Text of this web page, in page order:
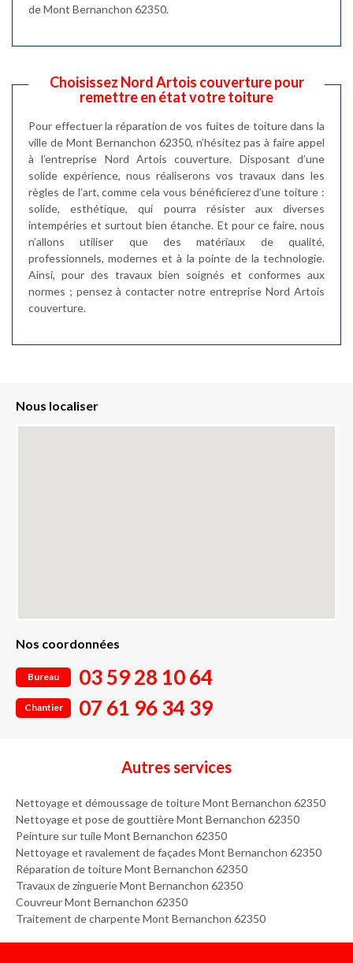
de Mont Bernanchon 62350.
Choisissez Nord Artois couverture pour
remettre en état votre toiture
Pour effectuer la réparation de vos fuites de toiture dans la
ville de Mont Bernanchon 62350, n’hésitez pas à faire appel
à l’entreprise Nord Artois couverture. Disposant d’une
solide expérience, nous réaliserons vos travaux dans les
règles de l’art, comme cela vous bénéficierez d’une toiture :
solide, esthétique, qui pourra résister aux diverses
intempéries et surtout bien étanche. Et pour ce faire, nous
n’allons utiliser que des matériaux de qualité,
professionnels, modernes et à la pointe de la technologie.
Ainsi, pour des travaux bien soignés et conformes aux
normes ; pensez à contacter notre entreprise Nord Artois
couverture.
Nous localiser
Nos coordonnées
Bureau 03 59 28 10 64
Chantier 07 61 96 34 39
Autres services
Nettoyage et démoussage de toiture Mont Bernanchon 62350
Nettoyage et pose de gouttière Mont Bernanchon 62350
Peinture sur tuile Mont Bernanchon 62350
Nettoyage et ravalement de façades Mont Bernanchon 62350
Réparation de toiture Mont Bernanchon 62350
Travaux de zinguerie Mont Bernanchon 62350
Couvreur Mont Bernanchon 62350
Traitement de charpente Mont Bernanchon 62350